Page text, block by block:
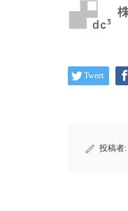
Tweet
投稿者: